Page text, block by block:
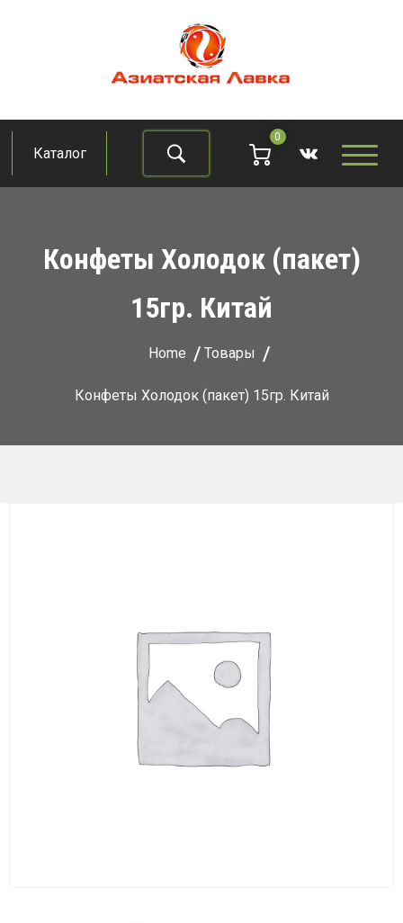
Азиатская лавка
Продукты из восточно-азиатских стран
Каталог
0
Конфеты Холодок (пакет)
15гр. Китай
Home Товары
Конфеты Холодок (пакет) 15гр. Китай